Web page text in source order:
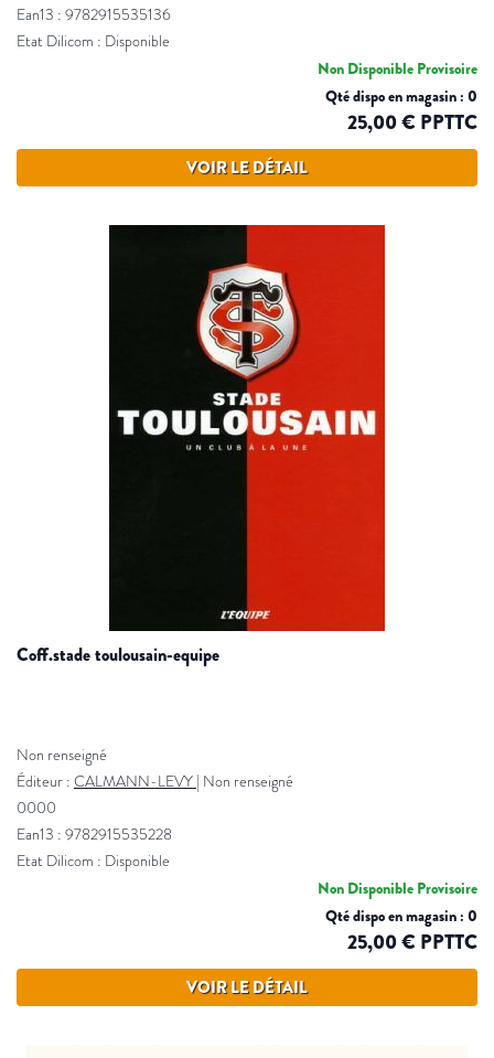
Ean13 : 9782915535136
Etat Dilicom : Disponible
Non Disponible Provisoire
Qté dispo en magasin : 0
25,00 € PPTTC
VOIR LE DÉTAIL
coff.stade toulousain-equipe
Non renseigné
Éditeur : CALMANN-LEVY | Non renseigné
0000
Ean13 : 9782915535228
Etat Dilicom : Disponible
Non Disponible Provisoire
Qté dispo en magasin : 0
25,00 € PPTTC
VOIR LE DÉTAIL